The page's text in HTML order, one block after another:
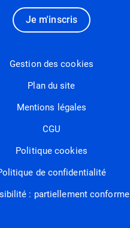
Je m'inscris
Gestion des cookies
Plan du site
Mentions légales
CGU
Politique cookies
de confidentialité
: partiellement conforme